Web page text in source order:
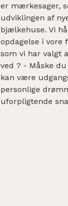
er mærkesager,
udviklingen af
bjælkehuse. Vi
opdagelse i vore
som vi har valgt
ved ? - Måske
kan være
personlige
uforpligtende